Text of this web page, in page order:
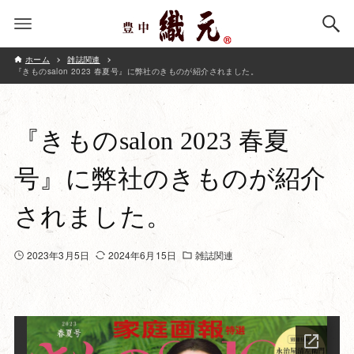
ホーム
雑誌関連
『きものsalon 2023 春夏号』に弊社のきものが紹介されました。
『きものsalon 2023 春夏
号』に弊社のきものが紹介
されました。
2023年3月5日 2024年6月15日 雑誌関連